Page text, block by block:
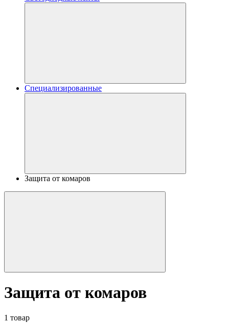
Специализированные
Защита от комаров
Защита от комаров
1 товар